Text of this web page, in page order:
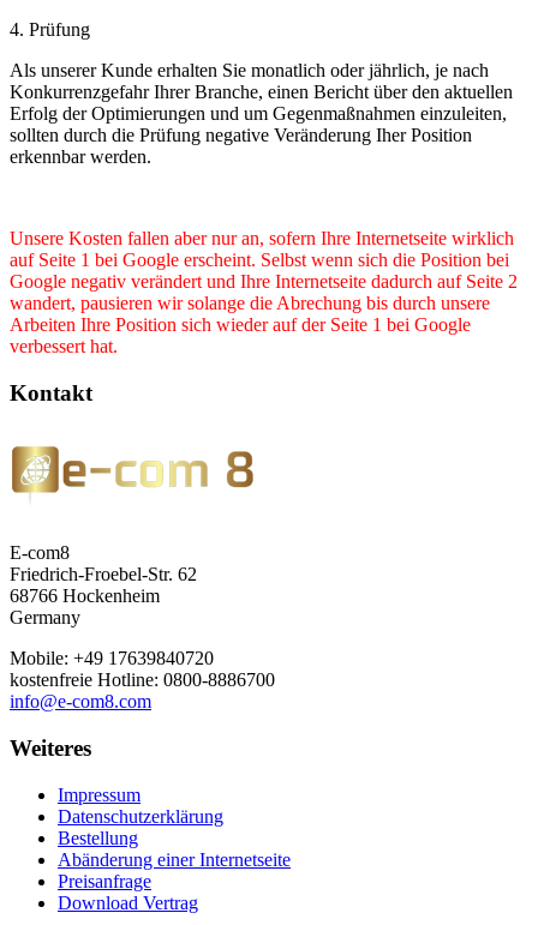
4. Prüfung
Als unserer Kunde erhalten Sie monatlich oder jährlich, je nach
Konkurrenzgefahr Ihrer Branche, einen Bericht über den aktuellen
Erfolg der Optimierungen und um Gegenmaßnahmen einzuleiten,
sollten durch die Prüfung negative Veränderung Iher Position
erkennbar werden.
Unsere Kosten fallen aber nur an, sofern Ihre Internetseite wirklich
auf Seite 1 bei Google erscheint. Selbst wenn sich die Position bei
Google negativ verändert und Ihre Internetseite dadurch auf Seite 2
wandert, pausieren wir solange die Abrechung bis durch unsere
Arbeiten Ihre Position sich wieder auf der Seite 1 bei Google
verbessert hat.
Kontakt
E-com8
Friedrich-Froebel-Str. 62
68766 Hockenheim
Germany
Mobile: +49 17639840720
kostenfreie Hotline: 0800-8886700
info@e-com8.com
Weiteres
Impressum
Datenschutzerklärung
Bestellung
Abänderung einer Internetseite
Preisanfrage
Download Vertrag